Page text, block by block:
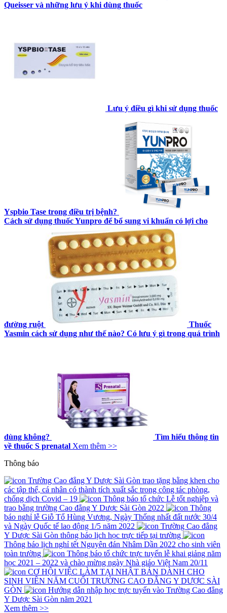
Queisser và những lưu ý khi dùng thuốc
Lưu ý điều gì khi sử dụng thuốc
Yspbio Tase trong điều trị bệnh?
Cách sử dụng thuốc Yunpro để bổ sung vi khuẩn có lợi cho
đường ruột
Thuốc
Yasmin cách sử dụng như thế nào? Có lưu ý gì trong quá trình
dùng không?
Tìm hiểu thông tin
về thuốc S prenatal Xem thêm >>
Thông báo
Trường Cao đẳng Y Dược Sài Gòn trao tặng bằng khen cho
các tập thể, cá nhân có thành tích xuất sắc trong công tác phòng,
chống dịch Covid – 19
Thông báo tổ chức Lễ tốt nghiệp và
trao bằng trường Cao đẳng Y Dược Sài Gòn 2022
Thông
báo nghỉ lễ Giỗ Tổ Hùng Vương, Ngày Thống nhất đất nước 30/4
và Ngày Quốc tế lao động 1/5 năm 2022
Trường Cao đẳng
Y Dược Sài Gòn thông báo lịch học trực tiếp tại trường
Thông báo lịch nghỉ tết Nguyên đán Nhâm Dần 2022 cho sinh viên
toàn trường
Thông báo tổ chức trực tuyến lễ khai giảng năm
học 2021 – 2022 và chào mừng ngày Nhà giáo Việt Nam 20/11
CƠ HỘI VIỆC LÀM TẠI NHẬT BẢN DÀNH CHO
SINH VIÊN NĂM CUỐI TRƯỜNG CAO ĐẲNG Y DƯỢC SÀI
GÒN
Hướng dẫn nhập học trực tuyến vào Trường Cao đẳng
Y Dược Sài Gòn năm 2021
Xem thêm >>